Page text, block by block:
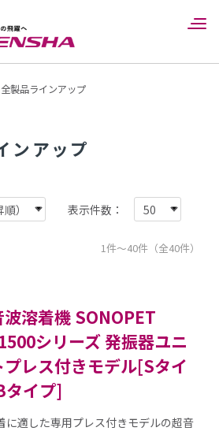
全製品ラインアップ
ンアップ
表示件数：
1件～40件（全40件）
波溶着機 SONOPET
シリーズ 発振器ユニ
プレス付きモデル[Sタイ
タイプ]
に適した専用プレス付きモデルの超音